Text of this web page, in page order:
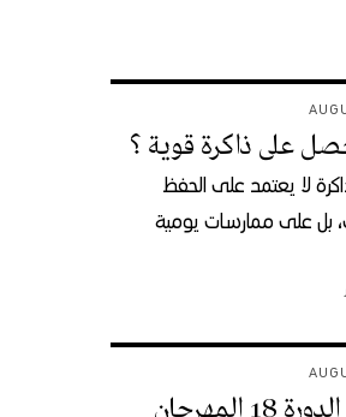
على ذاكرة قوية ؟
لا يعتمد على الحفظ
بل على ممارسات يومية
انطلاق الدورة 18 المهرجان